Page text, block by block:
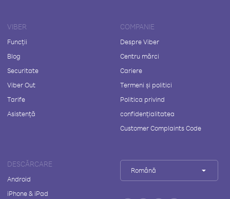
VIBER
Funcții
Blog
Securitate
Viber Out
Tarife
Asistență
COMPANIE
Despre Viber
Centru mărci
Cariere
Termeni și politici
Politica privind
confidențialitatea
Customer Complaints Code
DESCĂRCARE
Android
iPhone & iPad
Română